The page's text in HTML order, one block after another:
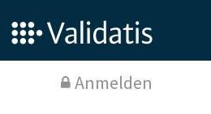
Anmelden